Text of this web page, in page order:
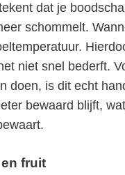
dat je
schommelt.
niet snel bederft.
doen, is dit echt
bewaard blijft,
fruit